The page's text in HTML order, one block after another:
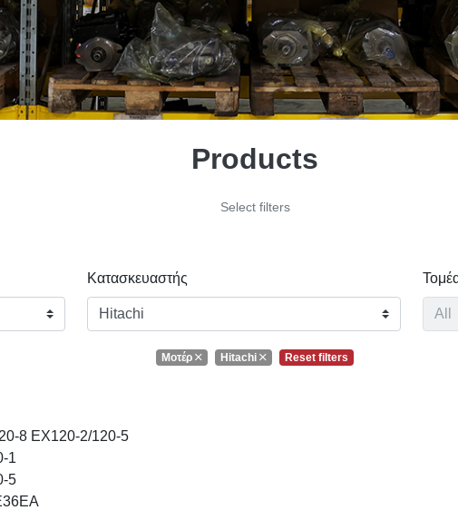
Products
Select filters
Κατασκευαστής
Μοτέρ Hitachi Reset filters
8 EX120-2/120-5
1
5